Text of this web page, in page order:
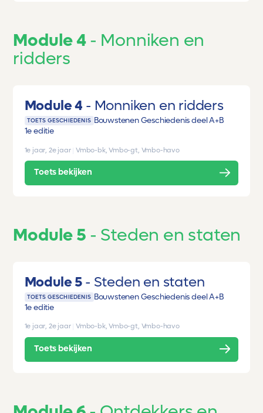
Module 4
Monniken en
ridders
Module 4 Monniken en ridders
TOETS GESCHIEDENIS Bouwstenen Geschiedenis deel A+B
1e editie
1e jaar, 2e jaar Vmbo-bk, Vmbo-gt, Vmbo-havo
Toets bekijken
Module 5 Steden en staten
Module 5 Steden en staten
TOETS GESCHIEDENIS Bouwstenen Geschiedenis deel A+B
1e editie
1e jaar, 2e jaar Vmbo-bk, Vmbo-gt, Vmbo-havo
Toets bekijken